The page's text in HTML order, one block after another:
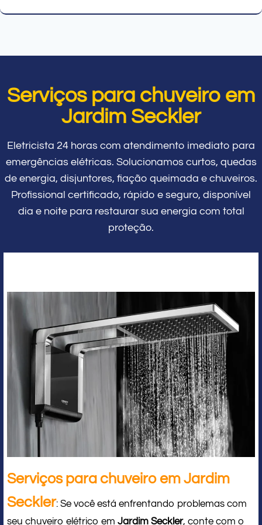
Serviços para chuveiro em
Jardim Seckler
Eletricista 24 horas com atendimento imediato para
emergências elétricas. Solucionamos curtos, quedas
de energia, disjuntores, fiação queimada e chuveiros.
Profissional certificado, rápido e seguro, disponível
dia e noite para restaurar sua energia com total
proteção.
Serviços para chuveiro em Jardim
Seckler: Se você está enfrentando problemas com
seu chuveiro elétrico em Jardim Seckler, conte com o